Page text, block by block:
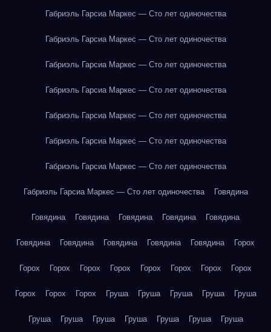
Габриэль Гарсиа Маркес — Сто лет одиночества
Габриэль Гарсиа Маркес — Сто лет одиночества
Габриэль Гарсиа Маркес — Сто лет одиночества
Габриэль Гарсиа Маркес — Сто лет одиночества
Габриэль Гарсиа Маркес — Сто лет одиночества
Габриэль Гарсиа Маркес — Сто лет одиночества
Габриэль Гарсиа Маркес — Сто лет одиночества
Габриэль Гарсиа Маркес — Сто лет одиночества Говядина
Говядина Говядина Говядина Говядина Говядина
Говядина Говядина Говядина Говядина Говядина Горох
Горох Горох Горох Горох Горох Горох Горох Горох
Горох Горох Горох Груша Груша Груша Груша Груша
Груша Груша Груша Груша Груша Груша Груша